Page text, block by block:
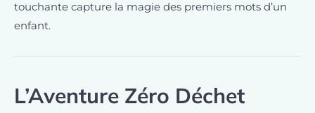
touchante capture la magie des premiers mots d’un
enfant.
L’Aventure Zéro Déchet